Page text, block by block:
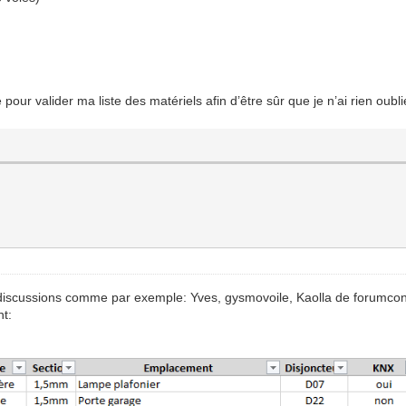
valider ma liste des matériels afin d’être sûr que je n’ai rien
comme par exemple: Yves, gysmovoile, Kaolla de